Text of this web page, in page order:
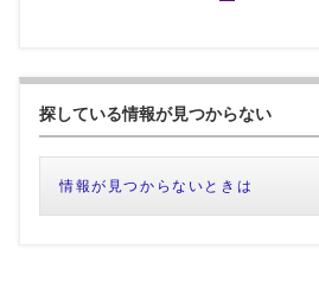
探している情報が見つからない
情報が見つからないときは